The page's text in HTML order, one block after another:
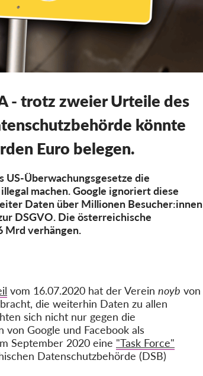
- trotz zweier Urteile des
könnte
Euro belegen.
Überwachungsgesetze die
machen. Google ignoriert diese
Daten über Millionen Besucher:innen
DSGVO. Die österreichische
Mrd verhängen.
vom 16.07.2020 hat der Verein noyb von
die weiterhin Daten zu allen
sich nicht nur gegen die
Google und Facebook als
September 2020 eine "Task Force"
Datenschutzbehörde (DSB)